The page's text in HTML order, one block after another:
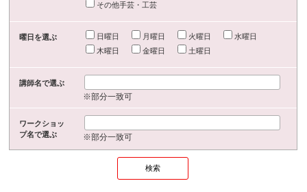
その他手芸・工芸
曜日を選ぶ 日曜日 月曜日 火曜日
水曜日
木曜日
金曜日 土曜日
講師名で選ぶ
※部分一致可
ワークショッ
プ名で選ぶ
※部分一致可